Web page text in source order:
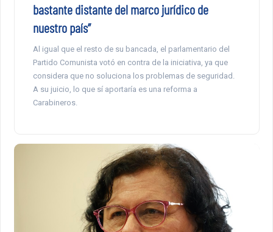
bastante distante del marco jurídico de
nuestro país”
Al igual que el resto de su bancada, el parlamentario del
Partido Comunista votó en contra de la iniciativa, ya que
considera que no soluciona los problemas de seguridad.
A su juicio, lo que sí aportaría es una reforma a
Carabineros.